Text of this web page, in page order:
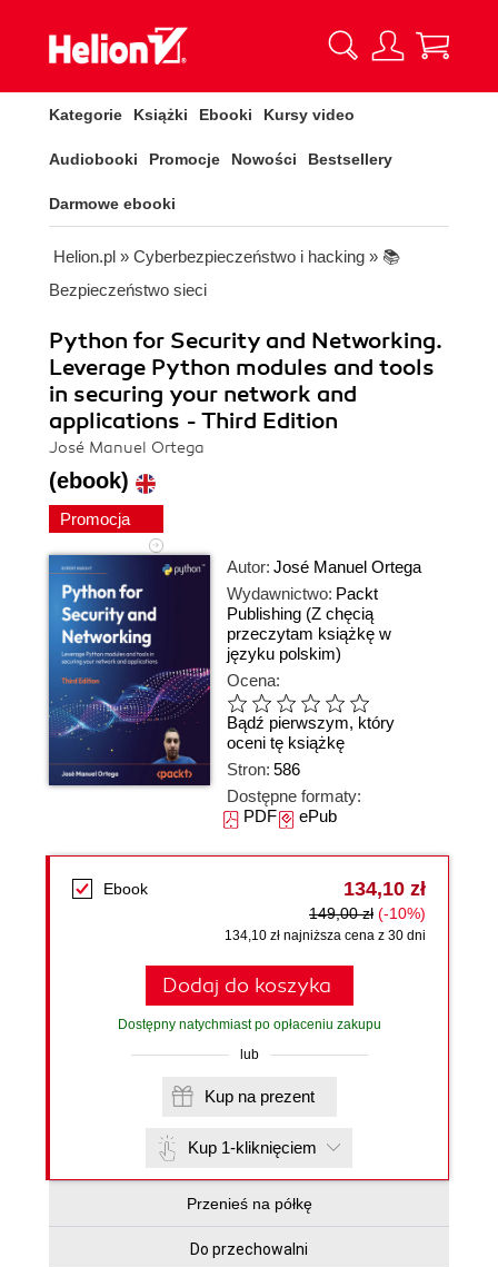
Kategorie Książki Ebooki Kursy video
Audiobooki Promocje Nowości Bestsellery
Darmowe ebooki
Helion.pl » Cyberbezpieczeństwo i hacking » 📚
Bezpieczeństwo sieci
Python for Security and Networking.
Leverage Python modules and tools
in securing your network and
applications - Third Edition
José Manuel Ortega
(ebook)
Promocja
Autor: José Manuel Ortega
Wydawnictwo: Packt
Publishing (Z chęcią
przeczytam książkę w
języku polskim)
Ocena:
Bądź pierwszym, który
oceni tę książkę
Stron: 586
Dostępne formaty:
PDFePub
Ebook 134,10 zł
149,00 zł (-10%)
134,10 zł najniższa cena z 30 dni
Dodaj do koszyka
Dostępny natychmiast po opłaceniu zakupu
lub
Kup na prezent
Kup 1-kliknięciem
Przenieś na półkę
Do przechowalni